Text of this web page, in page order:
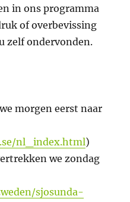
in ons programma
of overbevissing
zelf ondervonden.
morgen eerst naar
nl_index.html)
we zondag
sjosunda-